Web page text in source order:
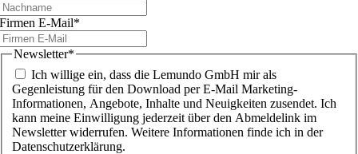
Firmen E-Mail*
Newsletter*
Ich willige ein, dass die Lemundo GmbH mir als
Gegenleistung für den Download per E-Mail Marketing-
Informationen, Angebote, Inhalte und Neuigkeiten zusendet. Ich
kann meine Einwilligung jederzeit über den Abmeldelink im
Newsletter widerrufen. Weitere Informationen finde ich in der
Datenschutzerklärung.